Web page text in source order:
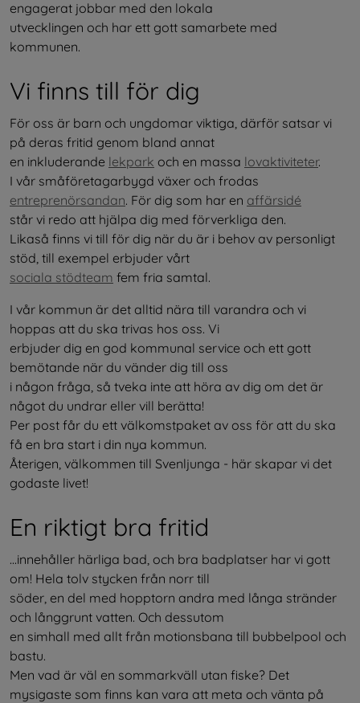
engagerat jobbar med den lokala
utvecklingen och har ett gott samarbete med
kommunen.
Vi finns till för dig
För oss är barn och ungdomar viktiga, därför satsar vi
på deras fritid genom bland annat
en inkluderande lekpark och en massa lovaktiviteter.
entreprenörsandan. För dig som har en affärsidé
står vi redo att hjälpa dig med förverkliga den.
Likaså finns vi till för dig när du är i behov av personligt
stöd, till exempel erbjuder vårt
sociala stödteam fem fria samtal.
I vår kommun är det alltid nära till varandra och vi
hoppas att du ska trivas hos oss. Vi
erbjuder dig en god kommunal service och ett gott
bemötande när du vänder dig till oss
i någon fråga, så tveka inte att höra av dig om det är
något du undrar eller vill berätta!
Per post får du ett välkomstpaket av oss för att du ska
få en bra start i din nya kommun.
Återigen, välkommen till Svenljunga - här skapar vi det
godaste livet!
En riktigt bra fritid
...innehåller härliga bad, och bra badplatser har vi gott
om! Hela tolv stycken från norr till
söder, en del med hopptorn andra med långa stränder
och långgrunt vatten. Och dessutom
en simhall med allt från motionsbana till bubbelpool och
bastu.
Men vad är väl en sommarkväll utan fiske? Det
mysigaste som finns kan vara att meta och vänta på